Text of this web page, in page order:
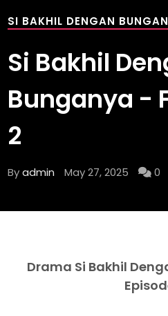
SI BAKHIL DENGAN
Si Bakhil
Bunganya -
2
Byadmin May 27, 2025 0
Drama Si Bakhil